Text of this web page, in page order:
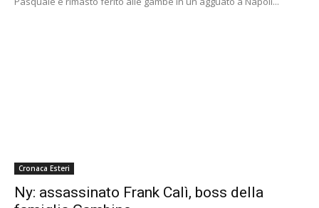
Cronaca Esteri
Ny: assassinato Frank Calì, boss della